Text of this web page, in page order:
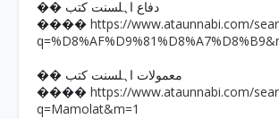
�� دفاع اہلسنت کتب
���� https://www.ataunnabi.com/
�� معمولات اہلسنت کتب
���� https://www.ataunnabi.com/
q=Mamolat&m=1